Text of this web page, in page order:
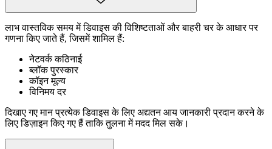
लाभ वास्तविक समय में डिवाइस की विशिष्टताओं और बाहरी चर के आधार पर
गणना किए जाते हैं, जिसमें शामिल हैं:
नेटवर्क कठिनाई
ब्लॉक पुरस्कार
कॉइन मूल्य
विनिमय दर
दिखाए गए मान प्रत्येक डिवाइस के लिए अद्यतन आय जानकारी प्रदान करने के
लिए डिज़ाइन किए गए हैं ताकि तुलना में मदद मिल सके।